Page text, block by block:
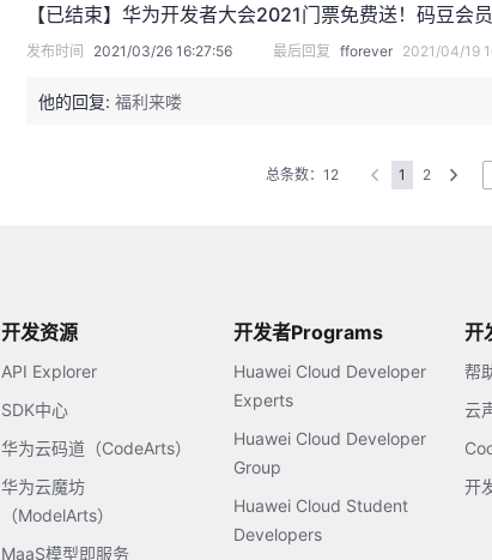
【已结束】华为开发者大会2021门票免费送！码豆会
发布时间 2021/03/26 16:27:56 最后回复 fforever 2021/04/19
他的回复: 福利来喽
总条数：12 1 2
开发资源
API Explorer
SDK中心
华为云码道（CodeArts）
华为云魔坊
（ModelArts）
MaaS模型即服务
开发者Programs
Huawei Cloud Developer
Experts
Huawei Cloud Developer
Group
Huawei Cloud Student
Developers
开
帮
云
开